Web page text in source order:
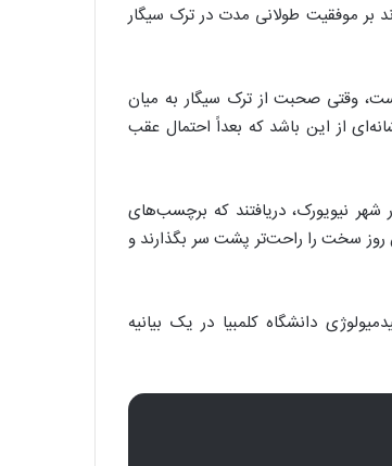
بر موفقیت طولانی مدت در ترک سیگار
وقتی صحبت از ترک سیگار به میان
از این باشد که بعداً احتمال عقب
شهر نیویورک، دریافتند که برچسب‌های
سخت را راحت‌تر پشت سر بگذارند و
دانشگاه کلمبیا در یک بیانیه